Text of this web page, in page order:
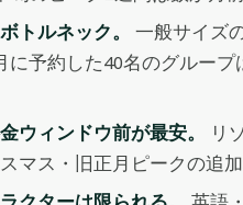
トルネック。
一般サイズ
に予約した40名のグルー
ウィンドウ前が最安。
リ
マス・旧正月ピークの追